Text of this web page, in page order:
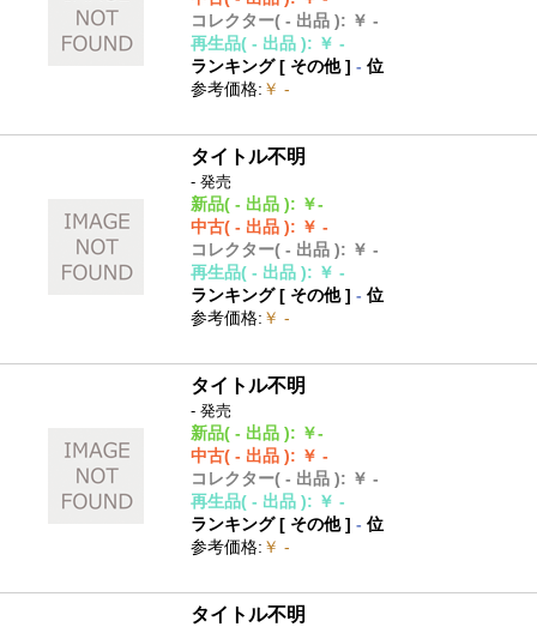
コレクター( - 出品 ): ￥ -
再生品( - 出品 ): ￥ -
ランキング [ その他]- 位
参考価格: ￥ -
タイトル不明
- 発売
新品( - 出品 ): ￥-
中古( - 出品 ): ￥ -
コレクター( - 出品 ): ￥ -
再生品( - 出品 ): ￥ -
ランキング [ その他]- 位
参考価格: ￥ -
タイトル不明
- 発売
新品( - 出品 ): ￥-
中古( - 出品 ): ￥ -
コレクター( - 出品 ): ￥ -
再生品( - 出品 ): ￥ -
ランキング [ その他]- 位
参考価格: ￥ -
タイトル不明